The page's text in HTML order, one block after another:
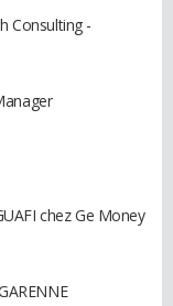
Consulting -
chez Ge Money